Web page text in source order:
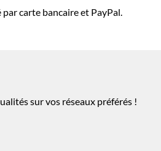
carte bancaire et PayPal.
sur vos réseaux préférés !